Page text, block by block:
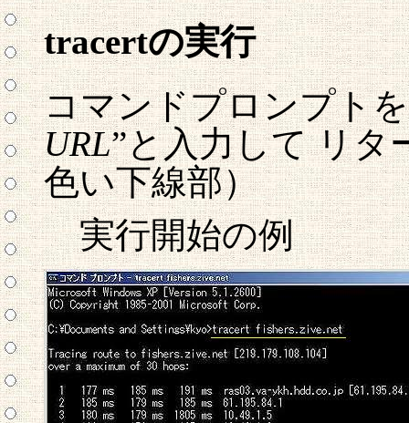
tracertの実行
コマンドプロンプト
URL”と入力して リタ
色い下線部）
実行開始の例